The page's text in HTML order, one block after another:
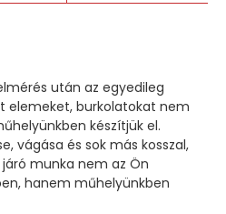
után az egyedileg
elemeket, burkolatokat nem
készítjük el.
vágása és sok más kosszal,
munka nem az Ön
hanem műhelyünkben